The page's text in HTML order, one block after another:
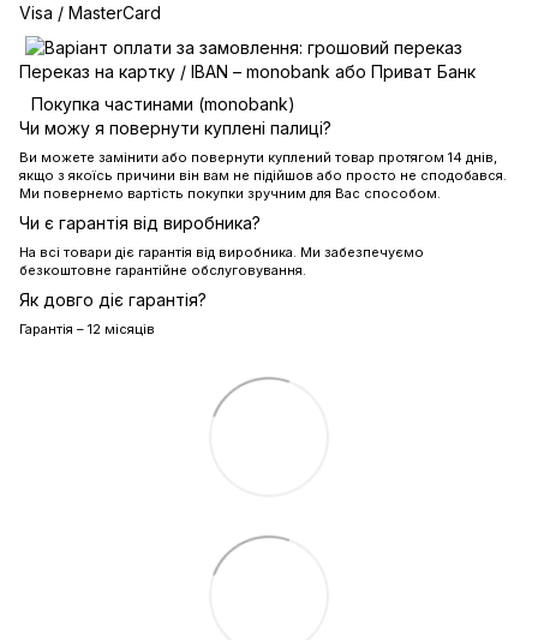
Visa / MasterCard
Переказ на картку / IBAN – monobank або Приват Банк
Покупка частинами (monobank)
Чи можу я повернути куплені палиці?
Ви можете замінити або повернути куплений товар протягом 14 днів,
якщо з якоїсь причини він вам не підійшов або просто не сподобався.
Ми повернемо вартість покупки зручним для Вас способом.
Чи є гарантія від виробника?
На всі товари діє гарантія від виробника. Ми забезпечуємо
безкоштовне гарантійне обслуговування.
Як довго діє гарантія?
Гарантія – 12 місяців